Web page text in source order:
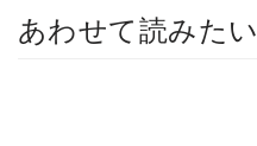
あわせて読みたい